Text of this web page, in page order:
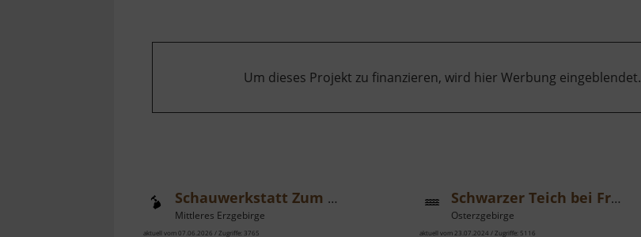
Um dieses Projekt zu finanzieren, wird hier Werbung eingeblendet.
Schauwerkstatt Zum Weihrichkarzl
Mittleres Erzgebirge
aktuell vom 07.06.2026 / Zugriffe: 3765
Schwarzer Teich bei Freiberg
Osterzgebirge
aktuell vom 23.07.2024 / Zugriffe: 5116